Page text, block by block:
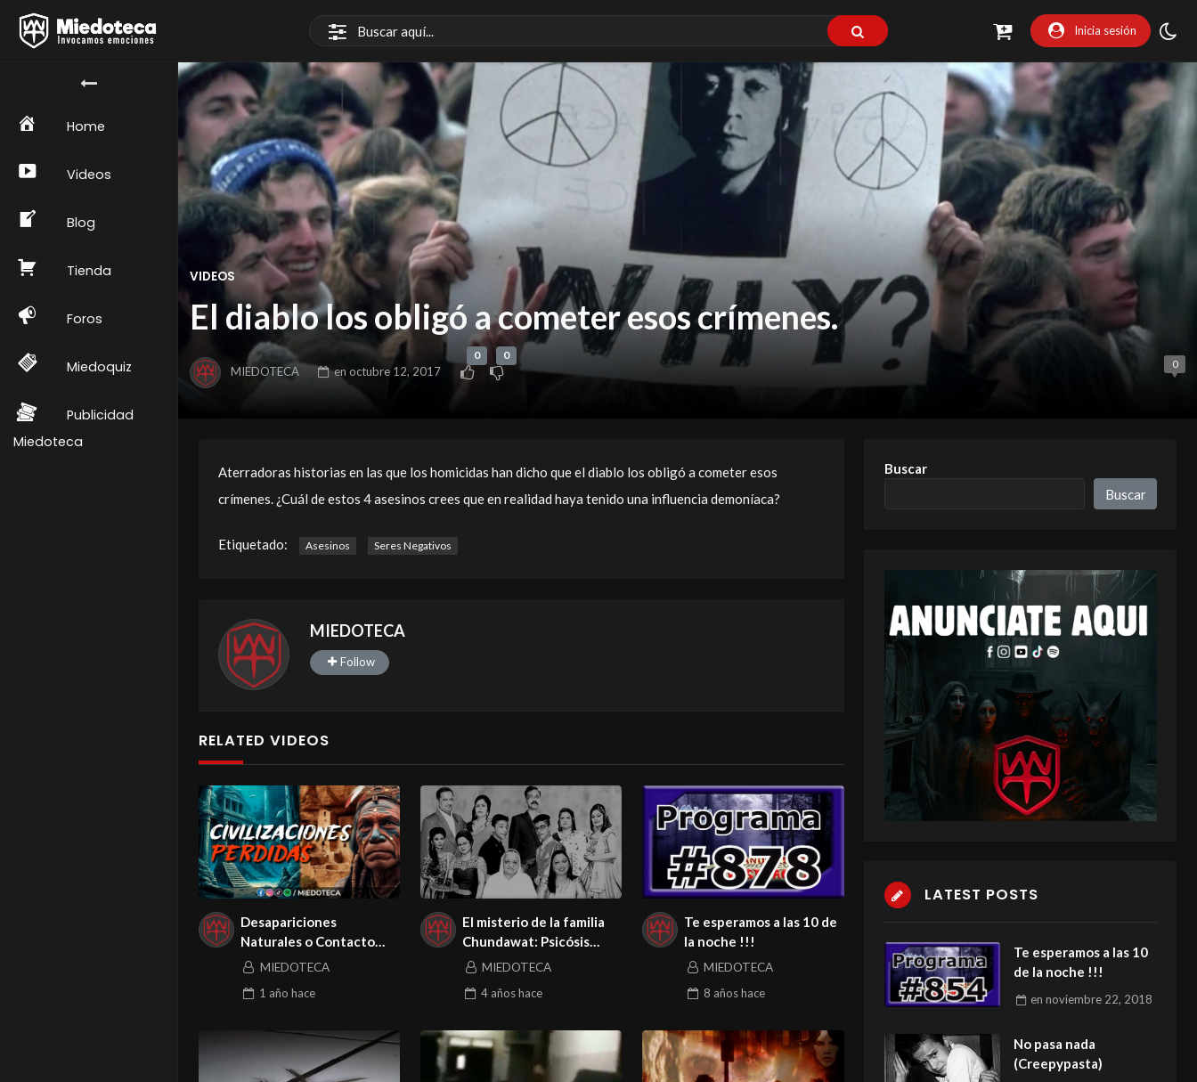
Inicia sesión
Home
Videos
Blog
Tienda
Foros
Miedoquiz
Publicidad
Miedoteca
VIDEOS
El diablo los obligó a cometer esos crímenes.
MIEDOTECA en octubre 12, 2017
0 0
0
Aterradoras historias en las que los homicidas han dicho que el diablo los obligó a cometer esos
crímenes. ¿Cuál de estos 4 asesinos crees que en realidad haya tenido una influencia demoníaca?
Etiquetado: Asesinos Seres Negativos
MIEDOTECA
Follow
RELATED VIDEOS
Desapariciones
Naturales o Contacto
con Otras Dimensiones
MIEDOTECA
1 año hace
El misterio de la familia
Chundawat: Psicósis
Colectiva, homicidio o
MIEDOTECA
4 añoshace
Te esperamos a las 10 de
la noche !!!
MIEDOTECA
8 añoshace
Buscar
Buscar
LATEST POSTS
Te esperamos a las 10
de la noche !!!
ennoviembre 22, 2018
No pasa nada
(Creepypasta)